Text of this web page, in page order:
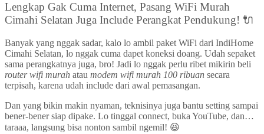
Lengkap Gak Cuma Internet, Pasang WiFi Murah
Cimahi Selatan Juga Include Perangkat Pendukung! 🔌
Banyak yang nggak sadar, kalo lo ambil paket WiFi dari IndiHome
Cimahi Selatan, lo nggak cuma dapet koneksi doang. Udah sepaket
sama perangkatnya juga, bro! Jadi lo nggak perlu ribet mikirin beli
router wifi murah atau modem wifi murah 100 ribuan secara
terpisah, karena udah include dari awal pemasangan.
Dan yang bikin makin nyaman, teknisinya juga bantu setting sampai
bener-bener siap dipake. Lo tinggal connect, buka YouTube, dan…
taraaa, langsung bisa nonton sambil ngemil! 😆